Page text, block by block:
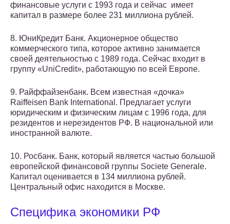
финансовые услуги с 1993 года и сейчас имеет
капитал в размере более 231 миллиона рублей.
8. ЮниКредит Банк. Акционерное общество
коммерческого типа, которое активно занимается
своей деятельностью с 1989 года. Сейчас входит в
группу «UniCredit», работающую по всей Европе.
9. Райффайзенбанк. Всем известная «дочка»
Raiffeisen Bank International. Предлагает услуги
юридическим и физическим лицам с 1996 года, для
резидентов и нерезидентов РФ. В национальной или
иностранной валюте.
10. Росбанк. Банк, который является частью большой
европейской финансовой группы Societe Generale.
Капитал оценивается в 134 миллиона рублей.
Центральный офис находится в Москве.
Специфика экономики РФ